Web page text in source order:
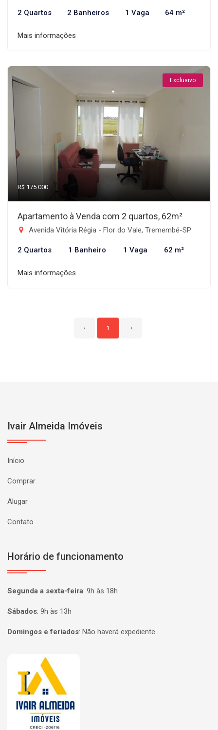
2 Quartos 2 Banheiros 1 Vaga 64 m²
Mais informações
Exclusivo
R$ 175.000
Apartamento à Venda com 2 quartos, 62m²
Avenida Vitória Régia - Flor do Vale, Tremembé-SP
2 Quartos 1 Banheiro 1 Vaga 62 m²
Mais informações
‹ 1 ›
Ivair Almeida Imóveis
Início
Comprar
Alugar
Contato
Horário de funcionamento
Segunda a sexta-feira: 9h às 18h
Sábados: 9h às 13h
Domingos e feriados: Não haverá expediente
Página inicial